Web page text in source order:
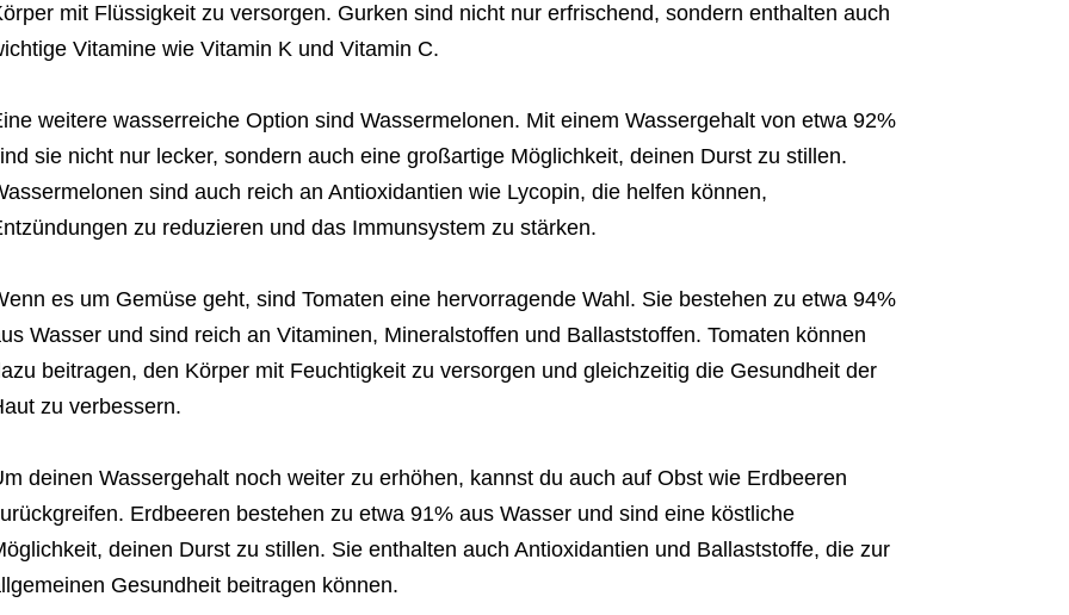
mit Flüssigkeit zu versorgen. Gurken sind nicht nur erfrischend, sondern enthalten auch
Vitamine wie Vitamin K und Vitamin C.
weitere wasserreiche Option sind Wassermelonen. Mit einem Wassergehalt von etwa 92%
sie nicht nur lecker, sondern auch eine großartige Möglichkeit, deinen Durst zu stillen.
sind auch reich an Antioxidantien wie Lycopin, die helfen können,
zu reduzieren und das Immunsystem zu stärken.
es um Gemüse geht, sind Tomaten eine hervorragende Wahl. Sie bestehen zu etwa 94%
Wasser und sind reich an Vitaminen, Mineralstoffen und Ballaststoffen. Tomaten können
beitragen, den Körper mit Feuchtigkeit zu versorgen und gleichzeitig die Gesundheit der
zu verbessern.
deinen Wassergehalt noch weiter zu erhöhen, kannst du auch auf Obst wie Erdbeeren
Erdbeeren bestehen zu etwa 91% aus Wasser und sind eine köstliche
deinen Durst zu stillen. Sie enthalten auch Antioxidantien und Ballaststoffe, die zur
Gesundheit beitragen können.